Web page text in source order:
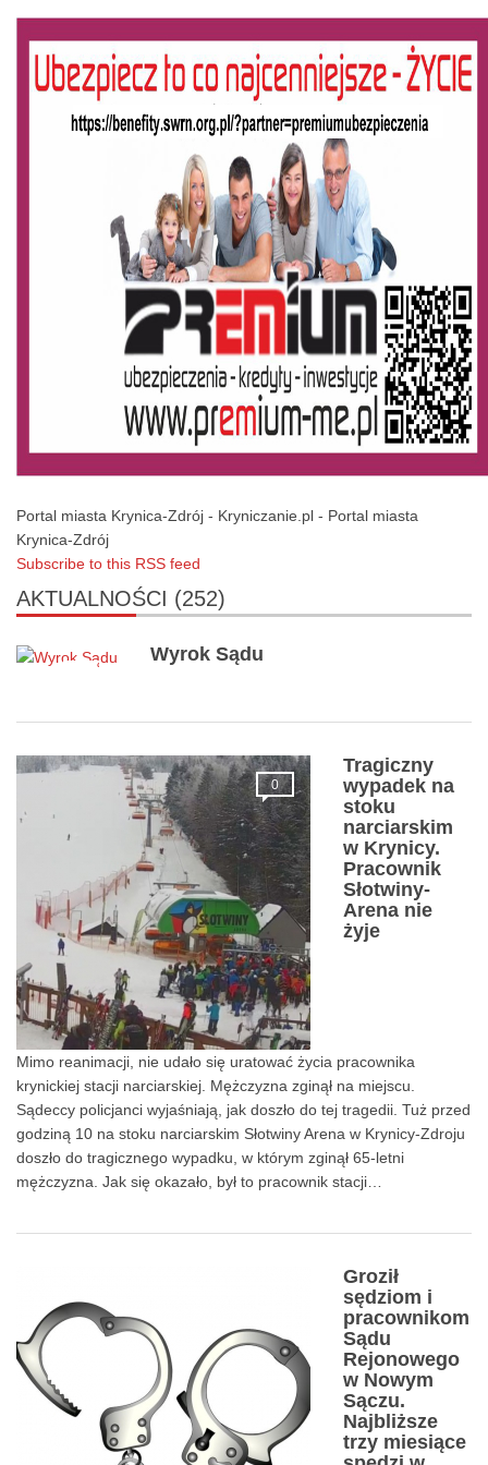
Portal miasta Krynica-Zdrój - Kryniczanie.pl - Portal miasta
Krynica-Zdrój
Subscribe to this RSS feed
AKTUALNOŚCI(252)
0
Tragiczny
wypadek na
stoku
narciarskim
w Krynicy.
Pracownik
Słotwiny-
Arena nie
Mimo reanimacji, nie udało się uratować życia pracownika
krynickiej stacji narciarskiej. Mężczyzna zginął na miejscu.
Sądeccy policjanci wyjaśniają, jak doszło do tej tragedii. Tuż przed
godziną 10 na stoku narciarskim Słotwiny Arena w Krynicy-Zdroju
doszło do tragicznego wypadku, w którym zginął 65-letni
Groził
sędziom i
pracownikom
Sądu
Rejonowego
w Nowym
Sączu.
Najbliższe